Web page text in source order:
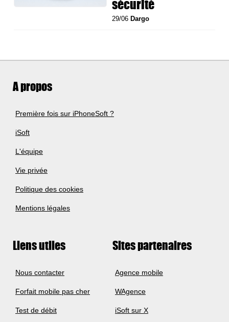
sécurité
29/06 Dargo
A propos
Première fois sur iPhoneSoft ?
iSoft
L'équipe
Vie privée
Politique des cookies
Mentions légales
Liens utiles
Nous contacter
Forfait mobile pas cher
Test de débit
Sites partenaires
Agence mobile
WAgence
iSoft sur X